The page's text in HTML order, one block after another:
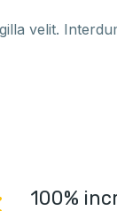
velit.
100%